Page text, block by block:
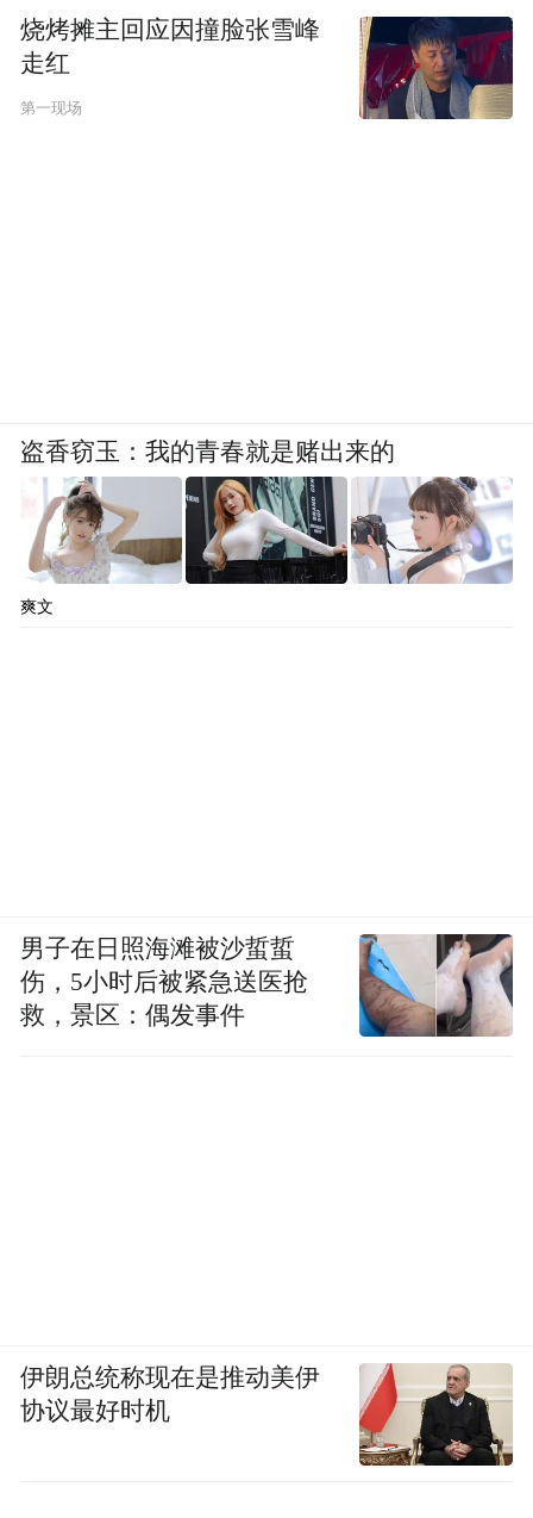
烧烤摊主回应因撞脸张雪峰
走红
第一现场
盗香窃玉：我的青春就是赌出来的
爽文
男子在日照海滩被沙蜇蜇
伤，5小时后被紧急送医抢
救，景区：偶发事件
伊朗总统称现在是推动美伊
协议最好时机